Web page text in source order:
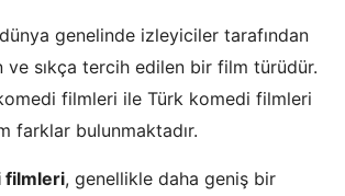
genelinde izleyiciler tarafından
ve sıkça tercih edilen bir film türüdür.
filmleri ile Türk komedi filmleri
farklar bulunmaktadır.
filmleri, genellikle daha geniş bir